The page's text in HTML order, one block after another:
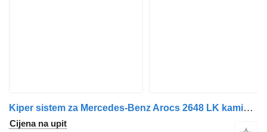
Kiper sistem za Mercedes-Benz Arocs 2648 LK kamiona
Cijena na upit